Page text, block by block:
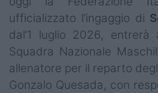
Mercato
Serie A Elite
Campionati
ufficializzato l’ingaggio di
dal’1 luglio 2026,
Squadra Nazionale
allenatore per il reparto
Gonzalo Quesada, con